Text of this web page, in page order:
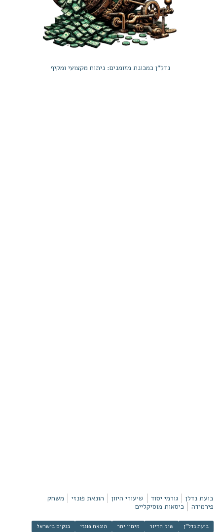
נדל"ן כמכונת מזומנים: ניתוח מקצועי ומקיף
בועת נדלן גורמי יסוד שיעורי היוון הונאת פונזי
משחק
פירמידה
כיסאות מוסיקליים
בועת נדל"ן שוק הדיור מימון יתר הונאת פונזי
בנקים בישראל